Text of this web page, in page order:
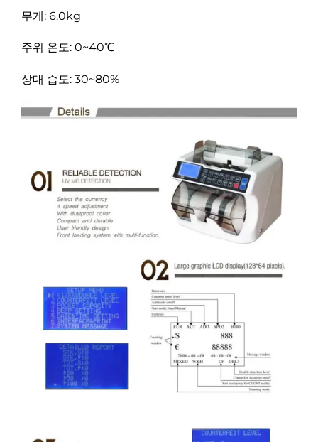
무게: 6.0kg
주위 온도: 0~40℃
상대 습도: 30~80%